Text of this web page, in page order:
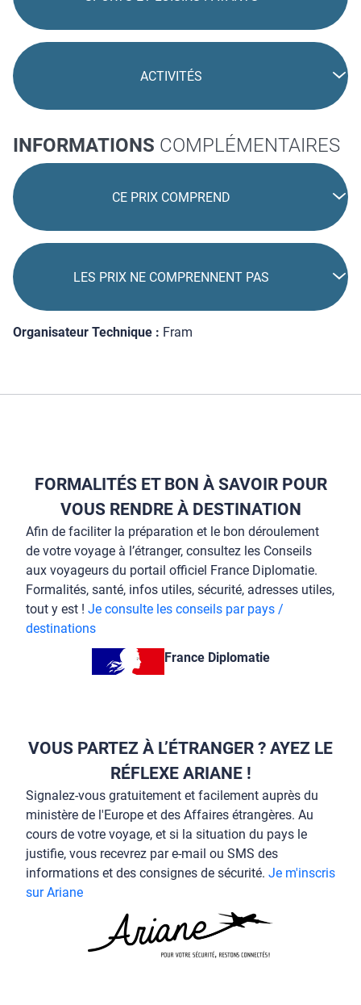
ACTIVITÉS
INFORMATIONS COMPLÉMENTAIRES
CE PRIX COMPREND
LES PRIX NE COMPRENNENT PAS
Organisateur Technique : Fram
FORMALITÉS ET BON À SAVOIR POUR
VOUS RENDRE À DESTINATION
Afin de faciliter la préparation et le bon déroulement
de votre voyage à l’étranger, consultez les Conseils
aux voyageurs du portail officiel France Diplomatie.
Formalités, santé, infos utiles, sécurité, adresses utiles,
tout y est ! Je consulte les conseils par pays /
destinations
France Diplomatie
VOUS PARTEZ À L’ÉTRANGER ? AYEZ LE
RÉFLEXE ARIANE !
Signalez-vous gratuitement et facilement auprès du
ministère de l'Europe et des Affaires étrangères. Au
cours de votre voyage, et si la situation du pays le
justifie, vous recevrez par e-mail ou SMS des
informations et des consignes de sécurité. Je m'inscris
sur Ariane